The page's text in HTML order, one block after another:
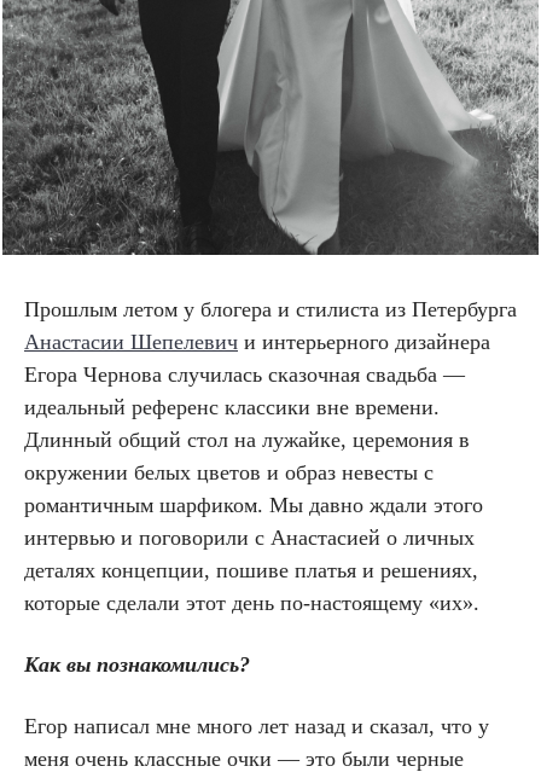
Прошлым летом у блогера и стилиста из Петербурга
Анастасии Шепелевич и интерьерного дизайнера
Егора Чернова случилась сказочная свадьба —
идеальный референс классики вне времени.
Длинный общий стол на лужайке, церемония в
окружении белых цветов и образ невесты с
романтичным шарфиком. Мы давно ждали этого
интервью и поговорили с Анастасией о личных
деталях концепции, пошиве платья и решениях,
которые сделали этот день по-настоящему «их».
Как вы познакомились?
Егор написал мне много лет назад и сказал, что у
меня очень классные очки — это были черные